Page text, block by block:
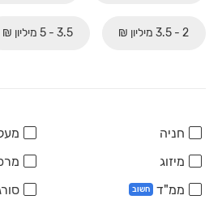
2 - 3.5 מיליון ₪ 3.5 - 5 מיליון ₪
חניה
מיזוג
ממ"ד
חשוב